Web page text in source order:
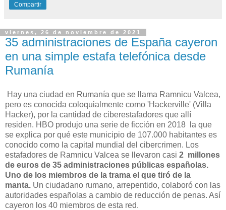
Compartir
viernes, 26 de noviembre de 2021
35 administraciones de España cayeron
en una simple estafa telefónica desde
Rumanía
Hay una ciudad en Rumanía que se llama Ramnicu Valcea,
pero es conocida coloquialmente como 'Hackerville' (Villa
Hacker), por la cantidad de ciberestafadores que allí
residen. HBO produjo una serie de ficción en 2018 la que
se explica por qué este municipio de 107.000 habitantes es
conocido como la capital mundial del cibercrimen. Los
estafadores de Ramnicu Valcea se llevaron casi 2 millones
de euros de 35 administraciones públicas españolas.
Uno de los miembros de la trama el que tiró de la
manta. Un ciudadano rumano, arrepentido, colaboró con las
autoridades españolas a cambio de reducción de penas. Así
cayeron los 40 miembros de esta red.